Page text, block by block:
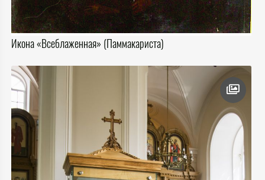
Икона «Всеблаженная» (Паммакариста)